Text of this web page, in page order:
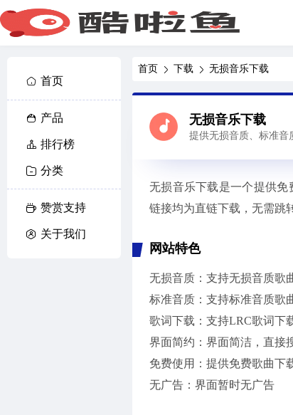
首页
产品
排行榜
分类
赞赏支持
关于我们
首页 下载 无损音乐下载
无损音乐下载
提供无损音质、标准音
无损音乐下载是一个提供
链接均为直链下载，无需跳
网站特色
无损音质：支持无损音质歌
标准音质：支持标准音质歌
歌词下载：支持LRC歌词下
界面简约：界面简洁，直接
免费使用：提供免费歌曲下
无广告：界面暂时无广告